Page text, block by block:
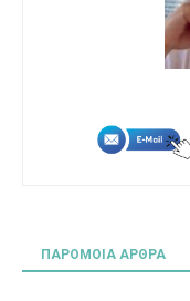
ΠΑΡΟΜΟΙΑ ΑΡΘΡΑ